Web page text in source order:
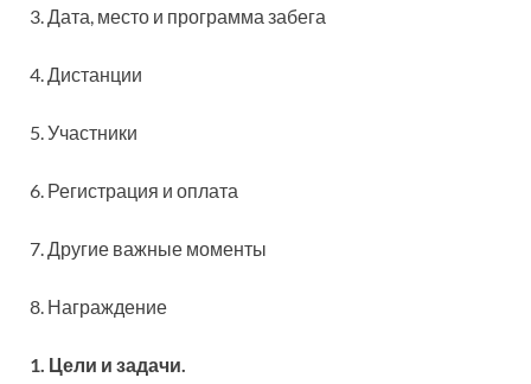
3. Дата, место и программа забега
4. Дистанции
5. Участники
6. Регистрация и оплата
7. Другие важные моменты
8. Награждение
1. Цели и задачи.